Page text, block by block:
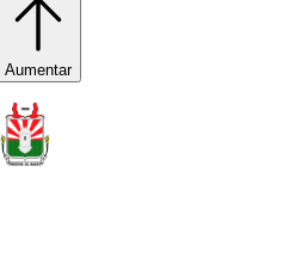
Aumentar